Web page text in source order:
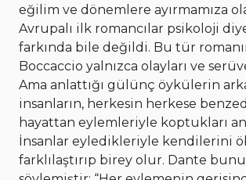
eğilim ve dönemlere ayırmamıza
Avrupalı ilk romancılar psikoloji
farkında bile değildi. Bu tür
Boccaccio yalnızca olayları ve
Ama anlattığı gülünç öykülerin
insanların, herkesin herkese
hayattan eylemleriyle koptukları
İnsanlar eyledikleriyle kendilerini
farklılaştırıp birey olur. Dante